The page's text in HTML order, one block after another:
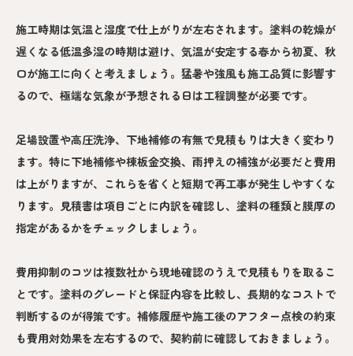
施工時期は気温と湿度で仕上がりが左右されます。塗料の乾燥が
遅くなる低温多湿の時期は避け、気温が安定する春から初夏、秋
口が施工に向くと考えましょう。猛暑や強風も施工品質に影響す
るので、極端な気象が予想される日は工程調整が必要です。
足場設置や高圧洗浄、下地補修の有無で見積もりは大きく変わり
ます。特に下地補修や棟板金交換、雨押えの補強が必要だと費用
は上がりますが、これらを省くと短期で再工事が発生しやすくな
ります。見積書は項目ごとに内訳を確認し、塗料の種類と膜厚の
指定があるかをチェックしましょう。
費用抑制のコツは複数社から現地確認のうえで見積もりを取るこ
とです。塗料のグレードと保証内容を比較し、長期的なコストで
判断するのが得策です。補修履歴や施工後のアフター点検の約束
も費用対効果を左右するので、契約前に確認しておきましょう。